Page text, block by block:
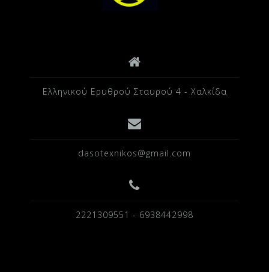
Ελληνικού Ερυθρού Σταυρού 4 - Χαλκίδα
dasotexnikos@gmail.com
2221309551 - 6938442998